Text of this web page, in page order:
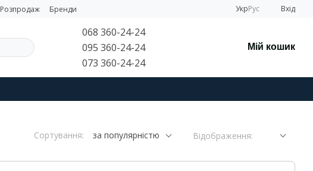
Розпродаж Бренди УкрРус Вхід
068 360-24-24
095 360-24-24
073 360-24-24
Мій кошик
Сортування: за популярністю Відображення: